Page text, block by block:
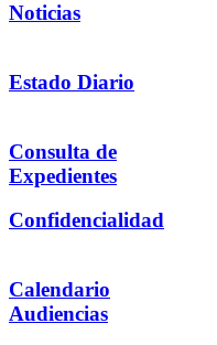
Noticias
Estado Diario
Consulta de
Expedientes
Confidencialidad
Calendario
Audiencias